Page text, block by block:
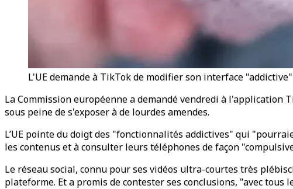
L'UE demande à TikTok de modifier son interface
La Commission européenne a demandé vendredi à
sous peine de s'exposer à de lourdes amendes.
L’UE pointe du doigt des "fonctionnalités addictives" qui
les contenus et à consulter leurs téléphones de façon
Le réseau social, connu pour ses vidéos ultra-courtes très
plateforme. Et a promis de contester ses conclusions, "avec tous